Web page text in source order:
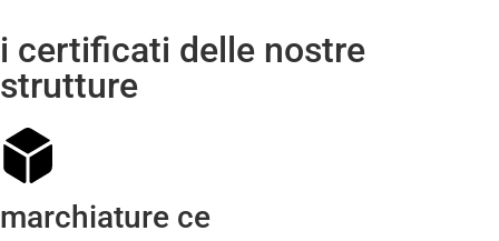
i certificati delle nostre
strutture
marchiature ce